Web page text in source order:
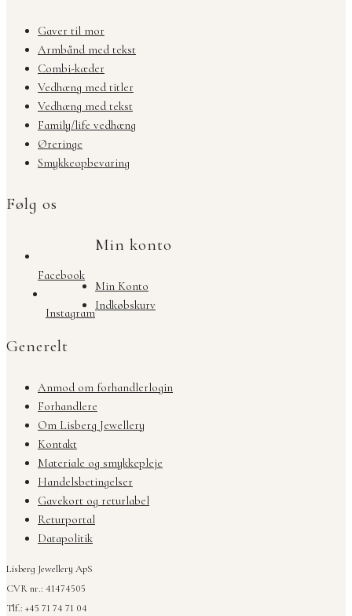
Gaver til mor
Armbånd med tekst
Combi-kæder
Vedhæng med titler
Vedhæng med tekst
Family/life vedhæng
Øreringe
Smykkeopbevaring
Følg os
Facebook
Instagram
Min konto
Min Konto
Indkøbskurv
Generelt
Anmod om forhandlerlogin
Forhandlere
Om Lisberg Jewellery
Kontakt
Materiale og smykkepleje
Handelsbetingelser
Gavekort og returlabel
Returportal
Datapolitik
Lisberg Jewellery ApS
CVR nr.: 41474505
Tlf.: +45 71 74 71 04